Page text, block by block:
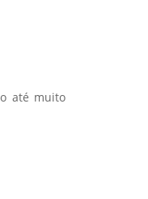
até muito